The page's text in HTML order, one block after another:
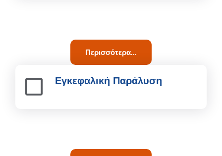
Περισσότερα...
Εγκεφαλική Παράλυση